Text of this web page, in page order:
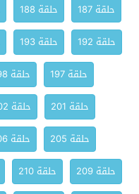
حلقة 187
حلقة 188
حلقة 192
حلقة 193
حلقة 197
حلقة 198
حلقة 201
حلقة 202
حلقة 205
حلقة 206
حلقة 209
حلقة 210